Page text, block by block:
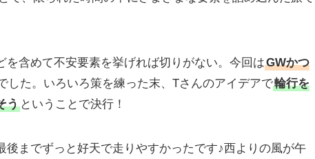
を含めて不安要素を挙げれば切りがない。今回はGWかつ
した。いろいろ策を練った末、Tさんのアイデアで輪行を
う ということで決行！
までずっと好天で走りやすかったです♪西よりの風が午